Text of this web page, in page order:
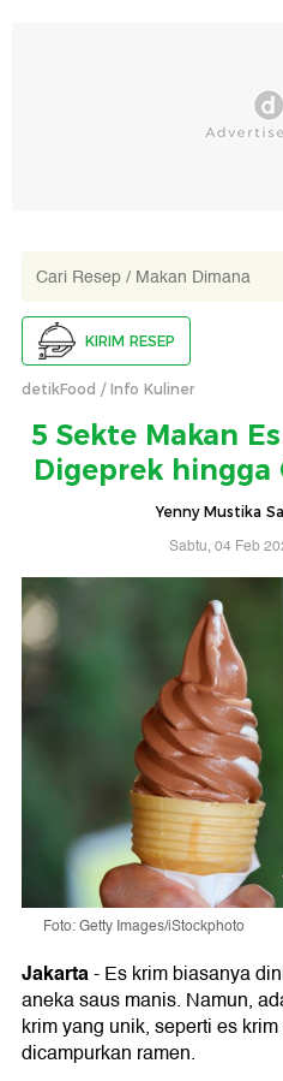
KIRIM RESEP
detikFood Info Kuliner
5 Sekte Makan
Digeprek hingga
Yenny Mustika
Sabtu, 04 Feb
Foto: Getty Images/iStockphoto
Jakarta-Es krim biasanya
aneka saus manis. Namun,
krim yang unik, seperti es
dicampurkan ramen.